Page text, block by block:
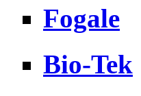
Fogale
Bio-Tek